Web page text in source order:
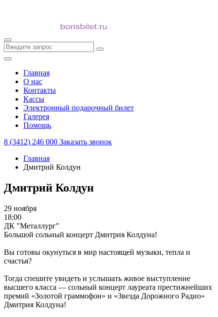
Главная
О нас
Контакты
Кассы
Электронный подарочный билет
Галерея
Помощь
8 (3412) 246 000 Заказать звонок
Главная
Дмитрий Колдун
Дмитрий Колдун
29 ноября
18:00
ДК "Металлург"
Большой сольный концерт Дмитрия Колдуна!
Вы готовы окунуться в мир настоящей музыки, тепла и
счастья?
Тогда спешите увидеть и услышать живое выступление
высшего класса — сольный концерт лауреата престижнейших
премий «Золотой граммофон» и «Звезда Дорожного Радио»
Дмитрия Колдуна!